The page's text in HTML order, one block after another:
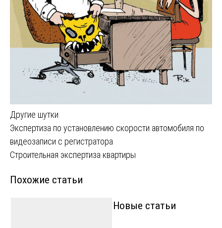
Другие шутки
Навигация
по
Экспертиза по установлению скорости автомобиля по
видеозаписи с регистратора
Строительная экспертиза квартиры
Похожие статьи
Новые статьи